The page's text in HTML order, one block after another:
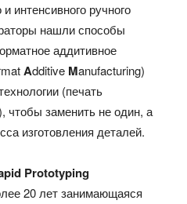
интенсивного ручного
нашли способы
аддитивное
Additive Manufacturing)
(печать
чтобы заменить не один, а
изготовления деталей.
Prototyping
20 лет занимающаяся